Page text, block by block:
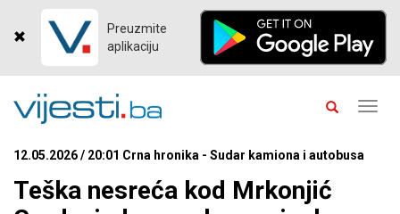
Preuzmite
aplikaciju
12.05.2026 / 20:01 Crna hronika - Sudar kamiona i autobusa
Teška nesreća kod Mrkonjić